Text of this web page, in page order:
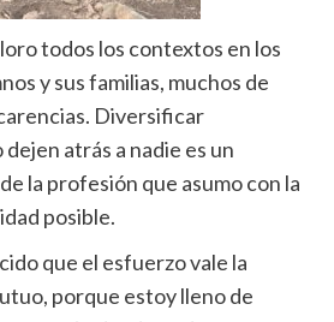
todos los contextos en los
y sus familias, muchos de
Diversificar
atrás a nadie es un
la profesión que asumo con la
posible.
que el esfuerzo vale la
porque estoy lleno de